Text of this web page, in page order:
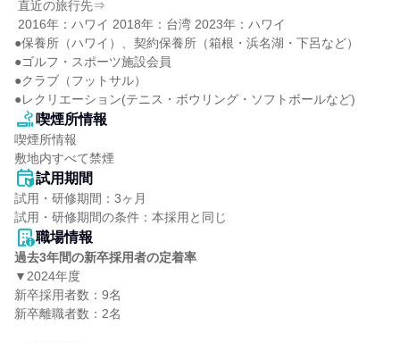
●保養所（ハワイ）、契約保養所（箱根・浜名湖・下呂など）
●ゴルフ・スポーツ施設会員
●クラブ（フットサル）
●レクリエーション(テニス・ボウリング・ソフトボールなど)
喫煙所情報
喫煙所情報
敷地内すべて禁煙
試用期間
試用・研修期間：3ヶ月
職場情報
過去3年間の新卒採用者の定着率
▼2024年度
新卒採用者数：9名
新卒離職者数：2名